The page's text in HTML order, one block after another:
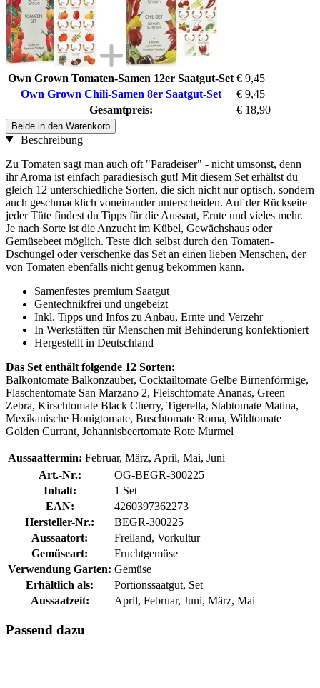
Own Grown Tomaten-Samen 12er Saatgut-Set € 9,45
Own Grown Chili-Samen 8er Saatgut-Set
€ 9,45
Gesamtpreis:
€ 18,90
Beide in den Warenkorb
Beschreibung
Zu Tomaten sagt man auch oft "Paradeiser" - nicht umsonst, denn
ihr Aroma ist einfach paradiesisch gut! Mit diesem Set erhältst du
gleich 12 unterschiedliche Sorten, die sich nicht nur optisch, sondern
auch geschmacklich voneinander unterscheiden. Auf der Rückseite
jeder Tüte findest du Tipps für die Aussaat, Ernte und vieles mehr.
Je nach Sorte ist die Anzucht im Kübel, Gewächshaus oder
Gemüsebeet möglich. Teste dich selbst durch den Tomaten-
Dschungel oder verschenke das Set an einen lieben Menschen, der
von Tomaten ebenfalls nicht genug bekommen kann.
Samenfestes premium Saatgut
Gentechnikfrei und ungebeizt
Inkl. Tipps und Infos zu Anbau, Ernte und Verzehr
In Werkstätten für Menschen mit Behinderung konfektioniert
Hergestellt in Deutschland
Das Set enthält folgende 12 Sorten:
Balkontomate Balkonzauber, Cocktailtomate Gelbe Birnenförmige,
Flaschentomate San Marzano 2, Fleischtomate Ananas, Green
Zebra, Kirschtomate Black Cherry, Tigerella, Stabtomate Matina,
Mexikanische Honigtomate, Buschtomate Roma, Wildtomate
Golden Currant, Johannisbeertomate Rote Murmel
Aussaattermin: Februar, März, April, Mai, Juni
Art.-Nr.:
OG-BEGR-300225
Inhalt:
1 Set
EAN:
4260397362273
Hersteller-Nr.:
BEGR-300225
Aussaatort:
Freiland, Vorkultur
Gemüseart:
Fruchtgemüse
Verwendung Garten: Gemüse
Erhältlich als:
Portionssaatgut, Set
Aussaatzeit:
April, Februar, Juni, März, Mai
Passend dazu